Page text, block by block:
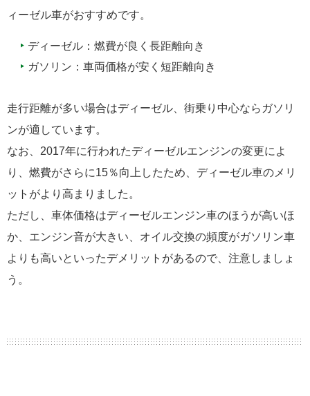
ィーゼル車がおすすめです。
ディーゼル：燃費が良く長距離向き
ガソリン：車両価格が安く短距離向き
走行距離が多い場合はディーゼル、街乗り中心ならガソリ
ンが適しています。
なお、2017年に行われたディーゼルエンジンの変更によ
り、燃費がさらに15％向上したため、ディーゼル車のメリ
ットがより高まりました。
ただし、車体価格はディーゼルエンジン車のほうが高いほ
か、エンジン音が大きい、オイル交換の頻度がガソリン車
よりも高いといったデメリットがあるので、注意しましょ
う。